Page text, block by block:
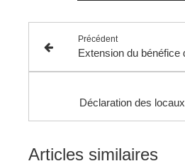
Précédent
Déclaration des
Articles similaires